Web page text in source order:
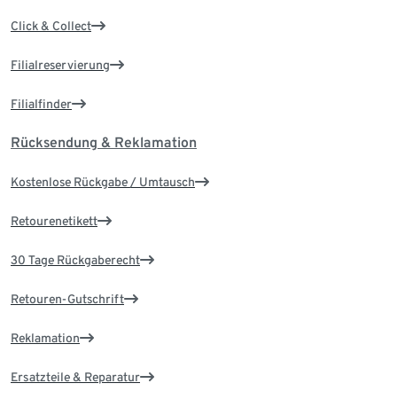
Click & Collect
Filialreservierung
Filialfinder
Rücksendung & Reklamation
Kostenlose Rückgabe / Umtausch
Retourenetikett
30 Tage Rückgaberecht
Retouren-Gutschrift
Reklamation
Ersatzteile & Reparatur